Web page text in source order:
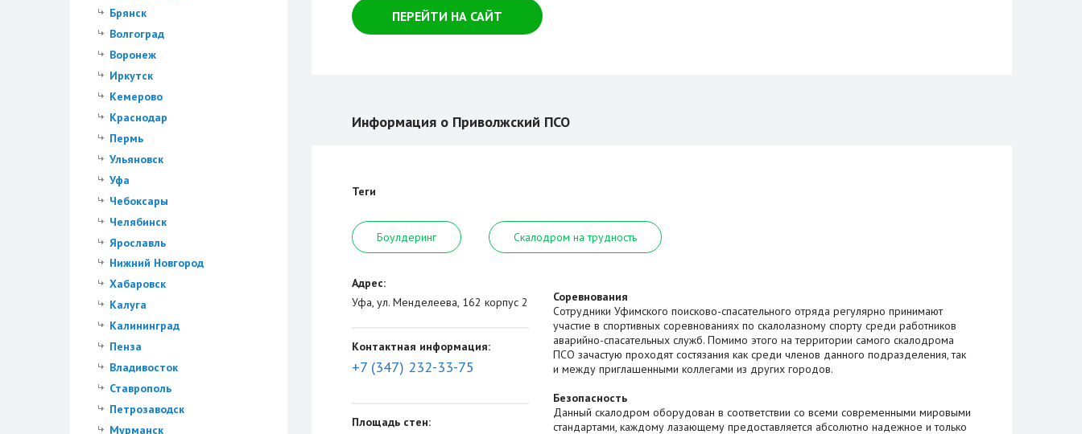
Брянск
Волгоград
Воронеж
Иркутск
Кемерово
Краснодар
Пермь
Ульяновск
Уфа
Чебоксары
Челябинск
Ярославль
Нижний Новгород
Хабаровск
Калуга
Калининград
Пенза
Владивосток
Ставрополь
Петрозаводск
Мурманск
ПЕРЕЙТИ НА САЙТ
Информация о Приволжский ПСО
Теги
Боулдеринг Скалодром на трудность
Адрес:
Уфа, ул. Менделеева, 162 корпус 2
Контактная информация:
+7 (347) 232-33-75
Площадь стен:
Соревнования
Сотрудники Уфимского поисково-спасательного отряда регулярно принимают
участие в спортивных соревнованиях по скалолазному спорту среди работников
аварийно-спасательных служб. Помимо этого на территории самого скалодрома
ПСО зачастую проходят состязания как среди членов данного подразделения, так
и между приглашенными коллегами из других городов.
Безопасность
Данный скалодром оборудован в соответствии со всеми современными мировыми
стандартами, каждому лазающему предоставляется абсолютно надежное и только